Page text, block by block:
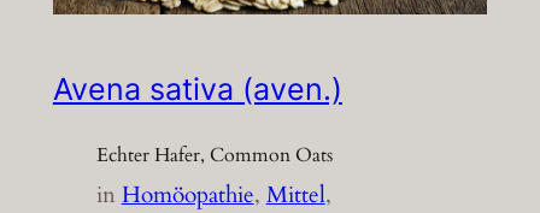
Avena sativa (aven.)
Echter Hafer, Common Oats
inHomöopathie, Mittel